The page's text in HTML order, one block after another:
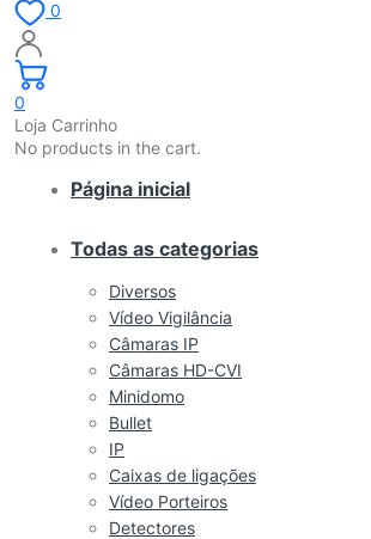
0
0
Loja Carrinho
No products in the cart.
Página inicial
Todas as categorias
Diversos
Vídeo Vigilância
Câmaras IP
Câmaras HD-CVI
Minidomo
Bullet
IP
Caixas de ligações
Vídeo Porteiros
Detectores